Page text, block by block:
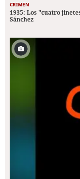
CRIMEN
1935: Los "cuatro
Sánchez